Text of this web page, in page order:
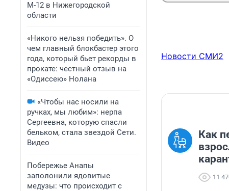
М-12 в Нижегородской
области
«Никого нельзя победить». О
чем главный блокбастер этого
года, который бьет рекорды в
прокате: честный отзыв на
«Одиссею» Нолана
«Чтобы нас носили на
ручках, мы любим»: нерпа
Сергеевна, которую спасли
бельком, стала звездой Сети.
Видео
Побережье Анапы
заполонили ядовитые
медузы: что происходит с
Новости СМИ2
Как
11